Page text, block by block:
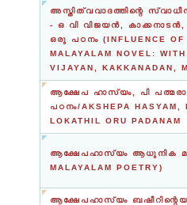
അസ്തിത്വവാദത്തിന്റെ
- ഒ വി വിജയന്‍,
ഒരു പഠനം (INFLUENCE OF
MALAYALAM NOVEL:
VIJAYAN, KAKKANADAN,
ആക്ഷേപ ഹാസ്യം, പി
പഠനം/AKSHEPA HASYAM,
LOKATHIL ORU PADANAM
ആക്ഷേപഹാസ്യം ആധുനിക
MALAYALAM POETRY)
ആക്ഷേപഹാസ്യം